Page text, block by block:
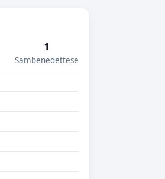
1
Sambenedettese